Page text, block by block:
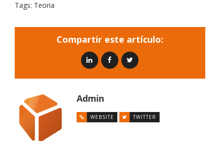
Tags: Teoria
Compartir este artículo:
Admin
WEBSITE TWITTER